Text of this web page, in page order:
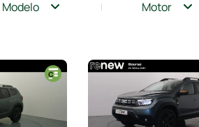
Modelo Motor